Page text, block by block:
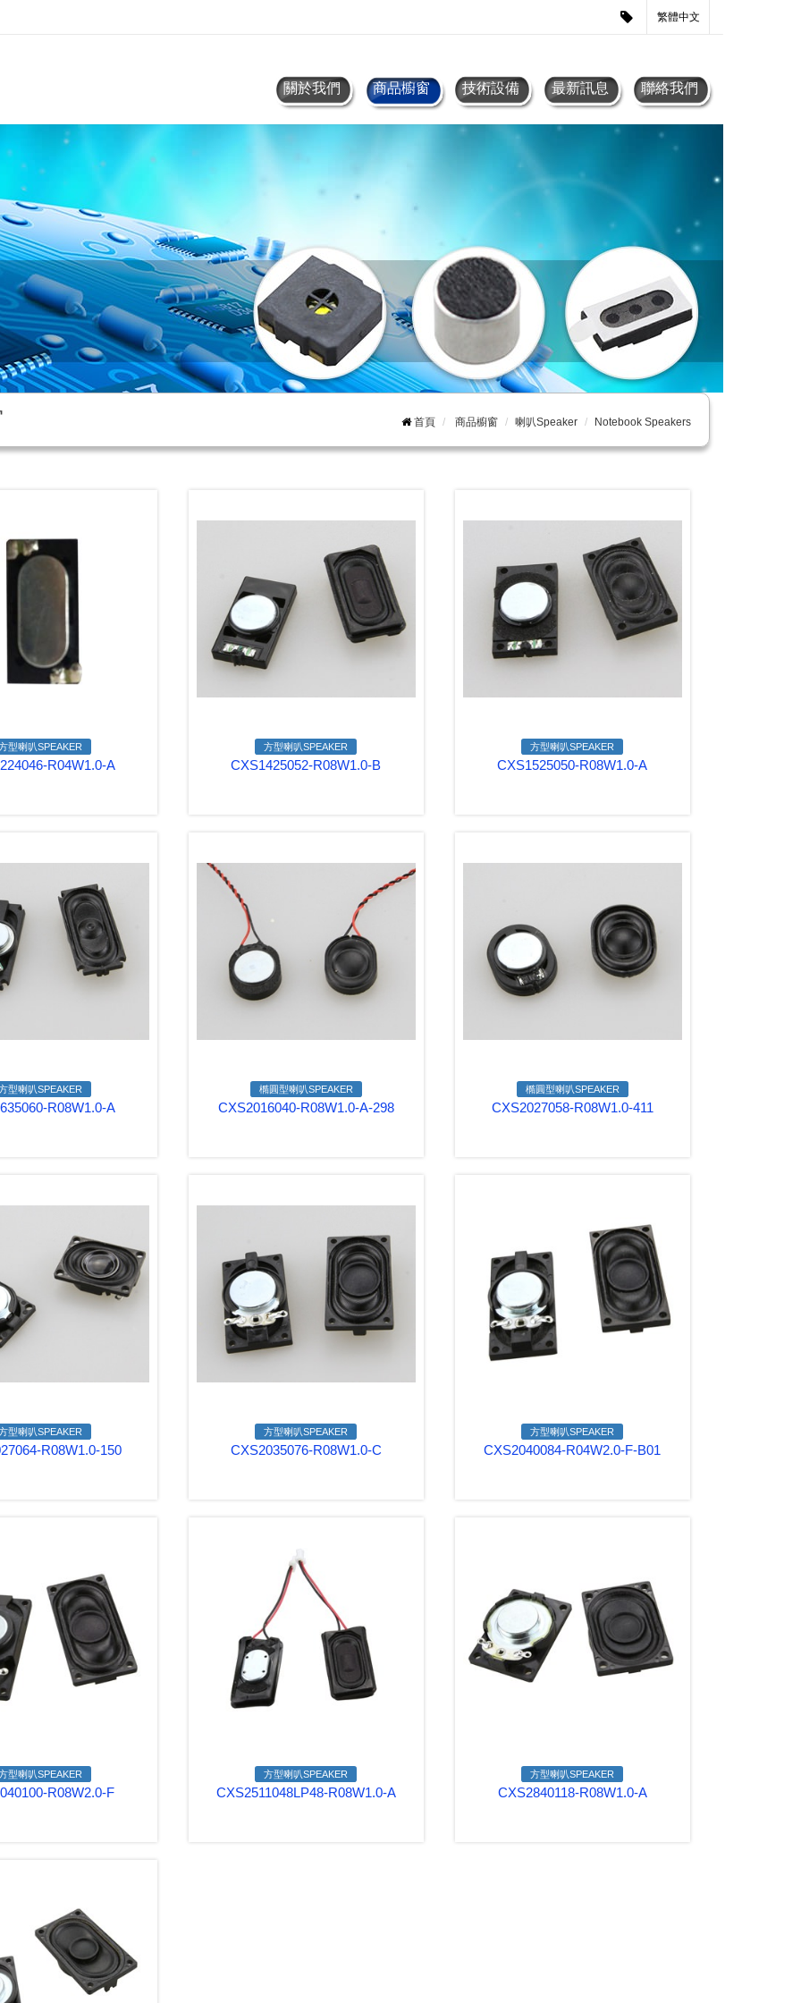
繁體中文
關於我們 商品櫥窗 技術設備 最新訊息 聯絡我們
首頁 商品櫥窗 喇叭Speaker Notebook Speakers
型喇叭SPEAKER
R04W1.0-A
方型喇叭SPEAKER
CXS1425052-R08W1.0-B
方型喇叭SPEAKER
CXS1525050-R08W1.0-A
型喇叭SPEAKER
R08W1.0-A
橢圓型喇叭SPEAKER
CXS2016040-R08W1.0-A-298
橢圓型喇叭SPEAKER
CXS2027058-R08W1.0-411
型喇叭SPEAKER
R08W1.0-150
方型喇叭SPEAKER
CXS2035076-R08W1.0-C
方型喇叭SPEAKER
CXS2040084-R04W2.0-F-B01
型喇叭SPEAKER
R08W2.0-F
方型喇叭SPEAKER
CXS2511048LP48-R08W1.0-A
方型喇叭SPEAKER
CXS2840118-R08W1.0-A